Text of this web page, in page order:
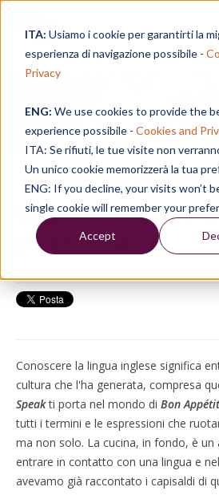
ITA: Usiamo i cookie per garantirti la
esperienza di navigazione possibile -
Privacy
ENG: We use cookies to provide the
experience possibile - Cookies and
ITA: Se rifiuti, le tue visite non
Un unico cookie memorizzerà la tua
ENG: If you decline, your visits won’t
single cookie will remember your
Accept
Speak in a
AMERICAN
l'inglese
gastronomica
Conoscere la lingua inglese significa
cultura che l'ha generata, compresa
Speakti porta nel mondo di Bon Appétit
tutti i termini e le espressioni che
ma non solo. La cucina, in fondo, è
entrare in contatto con una lingua e
avevamo già raccontato i capisaldi di